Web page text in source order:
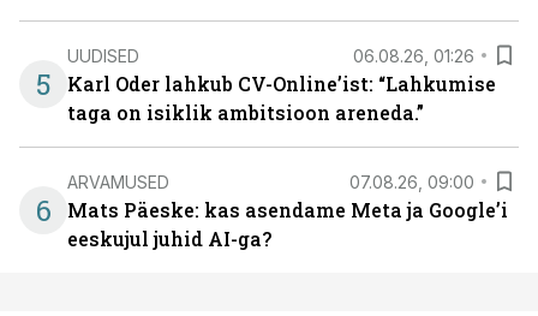
5
UUDISED 06.08.26, 01:26
Karl Oder lahkub CV-Online’ist: “Lahkumise
taga on isiklik ambitsioon areneda.”
6
ARVAMUSED 07.08.26, 09:00
Mats Päeske: kas asendame Meta ja Google’i
eeskujul juhid AI-ga?